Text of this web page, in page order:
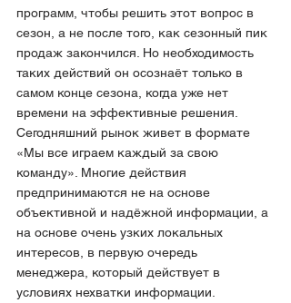
программ, чтобы решить этот вопрос в
сезон, а не после того, как сезонный пик
продаж закончился. Но необходимость
таких действий он осознаёт только в
самом конце сезона, когда уже нет
времени на эффективные решения.
Сегодняшний рынок живет в формате
«Мы все играем каждый за свою
команду». Многие действия
предпринимаются не на основе
объективной и надёжной информации, а
на основе очень узких локальных
интересов, в первую очередь
менеджера, который действует в
условиях нехватки информации.